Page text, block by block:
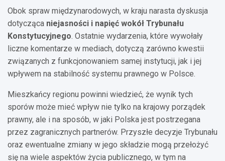
Obok spraw międzynarodowych, w kraju narasta dyskusja
dotycząca niejasności i napięć wokół Trybunału
Konstytucyjnego. Ostatnie wydarzenia, które wywołały
liczne komentarze w mediach, dotyczą zarówno kwestii
związanych z funkcjonowaniem samej instytucji, jak i jej
wpływem na stabilność systemu prawnego w Polsce.
Mieszkańcy regionu powinni wiedzieć, że wynik tych
sporów może mieć wpływ nie tylko na krajowy porządek
prawny, ale i na sposób, w jaki Polska jest postrzegana
przez zagranicznych partnerów. Przyszłe decyzje Trybunału
oraz ewentualne zmiany w jego składzie mogą przełożyć
się na wiele aspektów życia publicznego, w tym na